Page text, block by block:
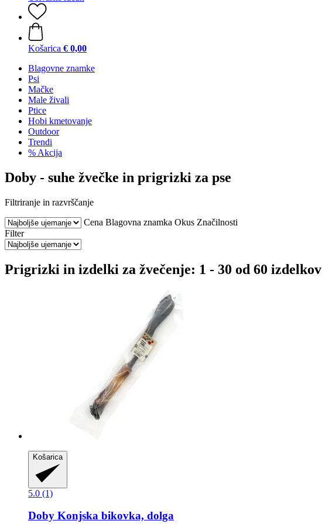
Košarica € 0,00
Blagovne znamke
Psi
Mačke
Male živali
Ptice
Hobi kmetovanje
Outdoor
Trendi
% Akcija
Doby - suhe žvečke in prigrizki za pse
Filtriranje in razvrščanje
Cena Blagovna znamka Okus Značilnosti
Filter
Prigrizki in izdelki za žvečenje: 1 - 30 od 60 izdelkov
Košarica
5.0 (1)
Doby Konjska bikovka, dolga